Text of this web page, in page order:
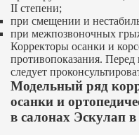
II степени;
при смещении и
при межпозвоночных
Корректоры осанки и
противопоказания.
следует
Модельный ряд
осанки и
в салонах Эскулап в